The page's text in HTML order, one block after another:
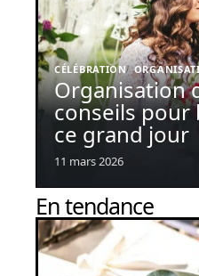
CÉLÉBRATION
Organisation
conseils pour
ce grand jour
11 mars 2026
En tendance